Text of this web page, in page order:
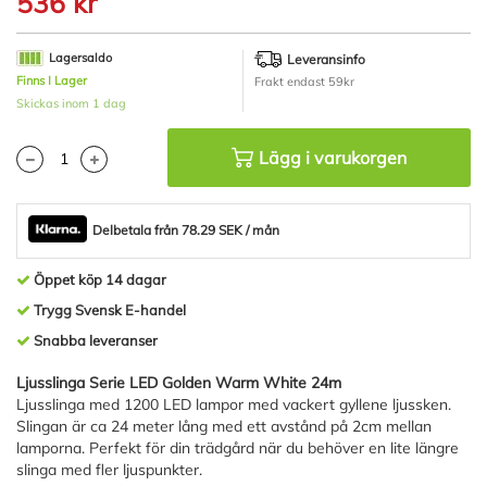
början
av
bildgalleriet
Lagersaldo
Finns I Lager
Skickas inom 1 dag
Leveransinfo
Frakt endast 59kr
Lägg i varukorgen
Delbetala från 78.29 SEK / mån
Öppet köp 14 dagar
Trygg Svensk E-handel
Snabba leveranser
Ljusslinga Serie LED Golden Warm White 24m
Ljusslinga med 1200 LED lampor med vackert gyllene ljussken.
Slingan är ca 24 meter lång med ett avstånd på 2cm mellan
lamporna. Perfekt för din trädgård när du behöver en lite längre
slinga med fler ljuspunkter.